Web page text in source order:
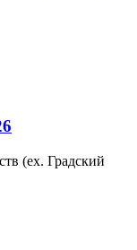
(ex. Градский